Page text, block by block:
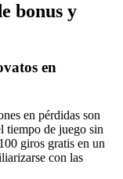
bonus y
en
en pérdidas son
tiempo de juego sin
giros gratis en un
con las